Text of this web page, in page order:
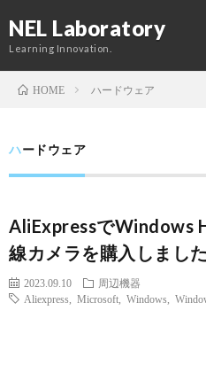
NEL Laboratory
Learning Innovation.
HOME ハードウェア
ハードウェア
AliExpressでWindows
線カメラを購入しました
2023.09.10
周辺機器
Aliexpress
Microsoft Windows